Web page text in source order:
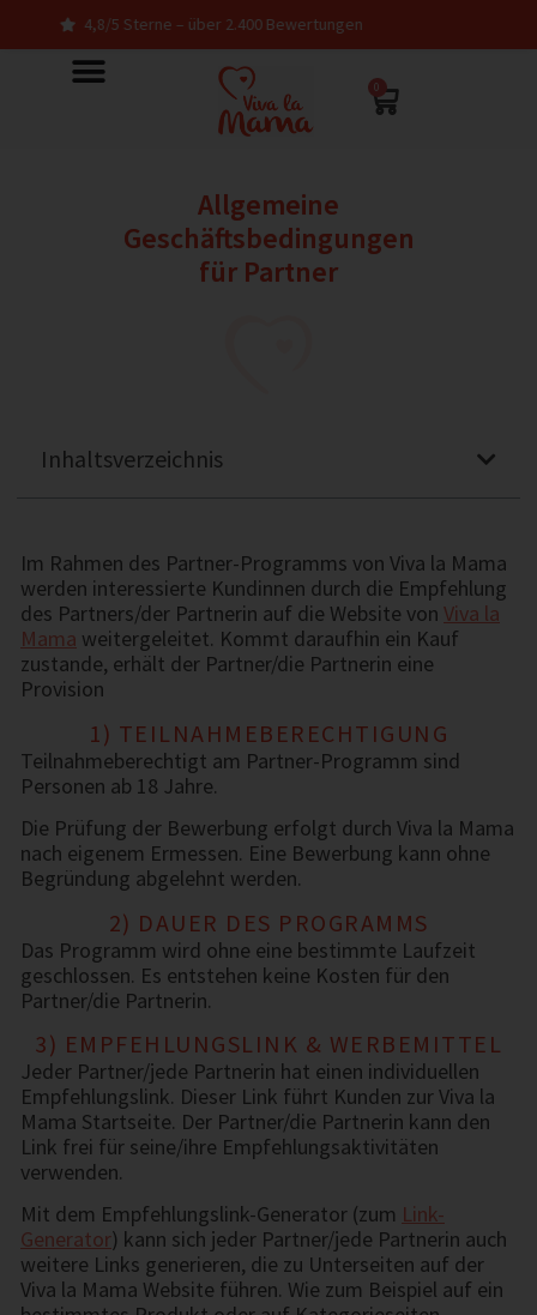
5 Sterne – über 2.400 Bewertungen
0
Allgemeine
Geschäftsbedingungen
für Partner
Inhaltsverzeichnis
Im Rahmen des Partner-Programms von Viva la Mama
werden interessierte Kundinnen durch die Empfehlung
des Partners/der Partnerin auf die Website von Viva la
Mama weitergeleitet. Kommt daraufhin ein Kauf
zustande, erhält der Partner/die Partnerin eine
Provision
1) TEILNAHMEBERECHTIGUNG
Teilnahmeberechtigt am Partner-Programm sind
Personen ab 18 Jahre.
Die Prüfung der Bewerbung erfolgt durch Viva la Mama
nach eigenem Ermessen. Eine Bewerbung kann ohne
Begründung abgelehnt werden.
2) DAUER DES PROGRAMMS
Das Programm wird ohne eine bestimmte Laufzeit
geschlossen. Es entstehen keine Kosten für den
Partner/die Partnerin.
3) EMPFEHLUNGSLINK & WERBEMITTEL
Jeder Partner/jede Partnerin hat einen individuellen
Empfehlungslink. Dieser Link führt Kunden zur Viva la
Mama Startseite. Der Partner/die Partnerin kann den
Link frei für seine/ihre Empfehlungsaktivitäten
verwenden.
Mit dem Empfehlungslink-Generator (zum Link-
Generator) kann sich jeder Partner/jede Partnerin auch
weitere Links generieren, die zu Unterseiten auf der
Viva la Mama Website führen. Wie zum Beispiel auf ein